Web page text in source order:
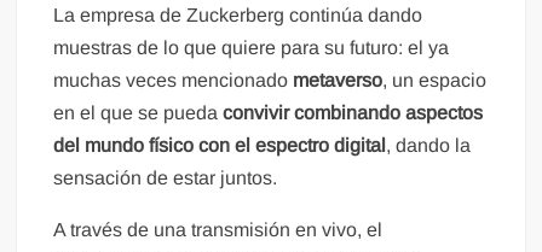
La empresa de Zuckerberg continúa dando
muestras de lo que quiere para su futuro: el ya
muchas veces mencionado metaverso, un espacio
en el que se puedaconvivir combinando aspectos
del mundo físico con el espectro digital , dando la
sensación de estar juntos.
A través de una transmisión en vivo, el